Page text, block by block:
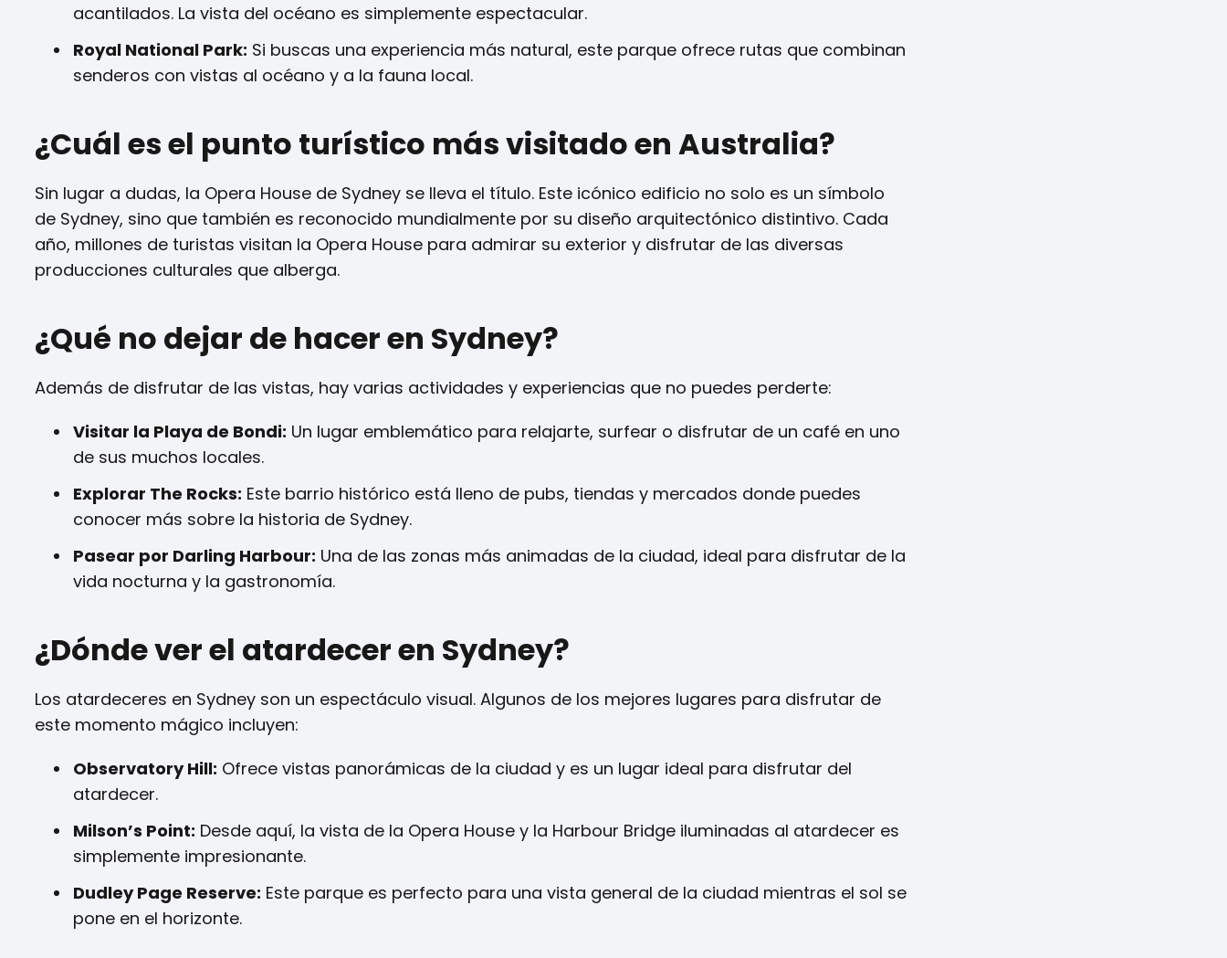
acantilados. La vista del océano es simplemente espectacular.
Royal National Park: Si buscas una experiencia más natural, este parque ofrece rutas que combinan
senderos con vistas al océano y a la fauna local.
¿Cuál es el punto turístico más visitado en Australia?
Sin lugar a dudas, la Opera House de Sydney se lleva el título. Este icónico edificio no solo es un símbolo
de Sydney, sino que también es reconocido mundialmente por su diseño arquitectónico distintivo. Cada
año, millones de turistas visitan la Opera House para admirar su exterior y disfrutar de las diversas
producciones culturales que alberga.
¿Qué no dejar de hacer en Sydney?
Además de disfrutar de las vistas, hay varias actividades y experiencias que no puedes perderte:
Visitar la Playa de Bondi: Un lugar emblemático para relajarte, surfear o disfrutar de un café en uno
de sus muchos locales.
Explorar The Rocks: Este barrio histórico está lleno de pubs, tiendas y mercados donde puedes
conocer más sobre la historia de Sydney.
Pasear por Darling Harbour: Una de las zonas más animadas de la ciudad, ideal para disfrutar de la
vida nocturna y la gastronomía.
¿Dónde ver el atardecer en Sydney?
Los atardeceres en Sydney son un espectáculo visual. Algunos de los mejores lugares para disfrutar de
este momento mágico incluyen:
Observatory Hill: Ofrece vistas panorámicas de la ciudad y es un lugar ideal para disfrutar del
atardecer.
Milson’s Point: Desde aquí, la vista de la Opera House y la Harbour Bridge iluminadas al atardecer es
simplemente impresionante.
Dudley Page Reserve: Este parque es perfecto para una vista general de la ciudad mientras el sol se
pone en el horizonte.